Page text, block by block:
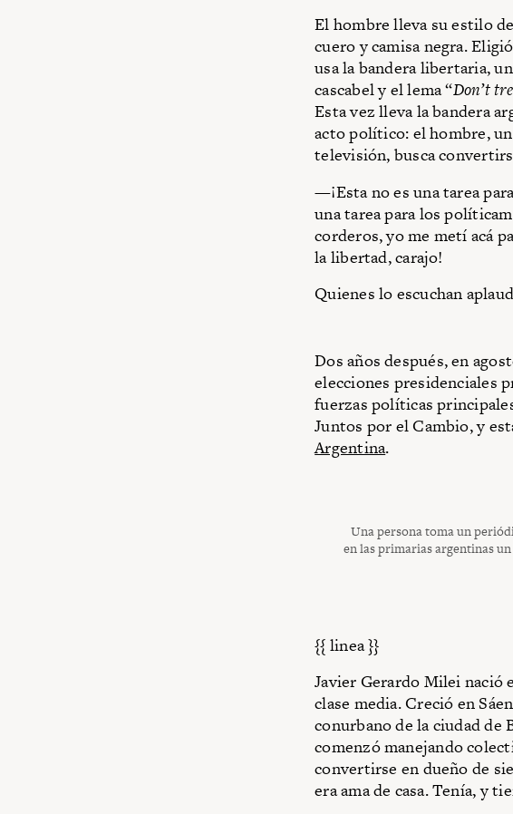
El hombre lleva su estilo
cuero y camisa negra.
usa la bandera libertaria,
cascabel y el lema “Don’t
Esta vez lleva la bandera
acto político: el hombre,
televisión, busca
—¡Esta no es una tarea
una tarea para los
corderos, yo me metí acá
la libertad, carajo!
Quienes lo escuchan
Dos años después, en
elecciones presidenciales
fuerzas políticas
Juntos por el Cambio, y
Argentina.
Una persona toma un
en las primarias argentinas
{{ linea }}
Javier Gerardo Milei nació
clase media. Creció en
conurbano de la ciudad de
comenzó manejando
convertirse en dueño de
era ama de casa. Tenía, y